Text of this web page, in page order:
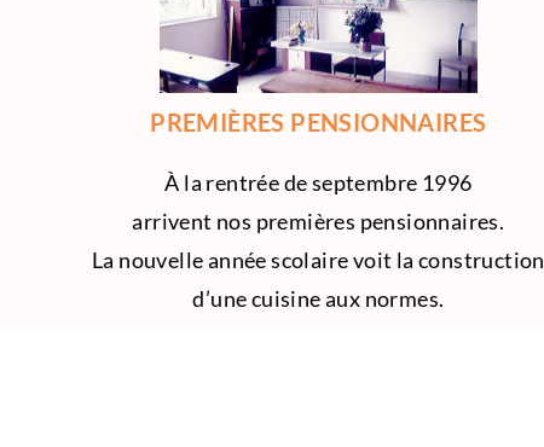
PREMIÈRES PENSIONNAIRES
À la rentrée de septembre 1996
arrivent nos premières pensionnaires.
La nouvelle année scolaire voit la construction
d’une cuisine aux normes.